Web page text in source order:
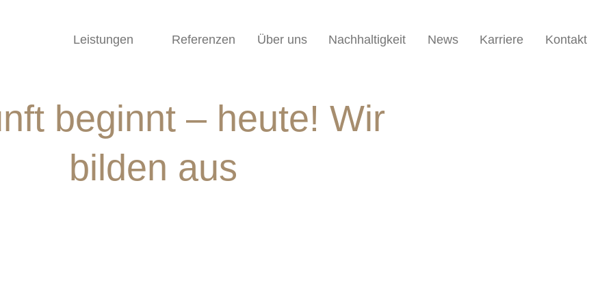
Leistungen Referenzen Über uns Nachhaltigkeit News Karriere Kontakt
beginnt – heute! Wir
bilden aus